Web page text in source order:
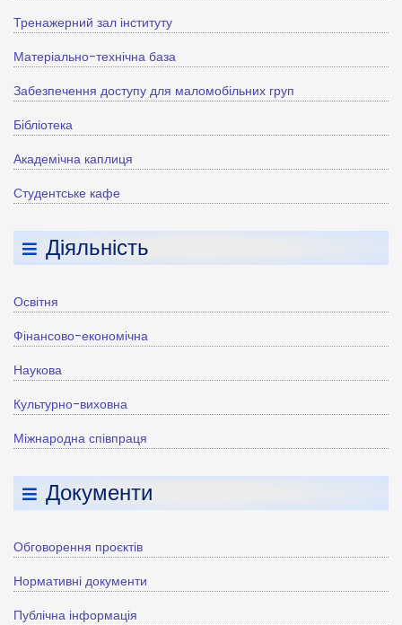
Тренажерний зал інституту
Матеріально-технічна база
Забезпечення доступу для маломобільних груп
Бібліотека
Академічна каплиця
Студентське кафе
Діяльність
Освітня
Фінансово-економічна
Наукова
Культурно-виховна
Міжнародна співпраця
Документи
Обговорення проєктів
Нормативні документи
Публічна інформація